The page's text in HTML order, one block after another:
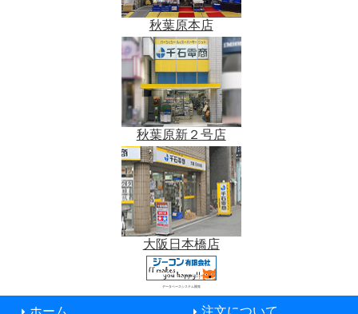
秋葉原本店
秋葉原新２号店
大阪日本橋店
データベースシステム開発
ホーム 注文について